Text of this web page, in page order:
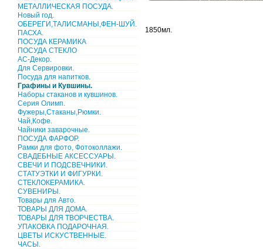
МЕТАЛЛИЧЕСКАЯ ПОСУДА.
Новый год.
ОБЕРЕГИ,ТАЛИСМАНЫ,ФЕН-ШУЙ.
ПАСХА.
ПОСУДА КЕРАМИКА
ПОСУДА СТЕКЛО
АС-Декор.
Для Сервировки.
Посуда для напитков.
Графины и Кувшины.
Наборы стаканов и кувшинов.
Серия Олимп.
Фужеры,Стаканы,Рюмки.
Чай,Кофе.
Чайники заварочные.
ПОСУДА ФАРФОР.
Рамки для фото, Фотоколлажи.
СВАДЕБНЫЕ АКСЕССУАРЫ.
СВЕЧИ И ПОДСВЕЧНИКИ.
СТАТУЭТКИ И ФИГУРКИ.
СТЕКЛОКЕРАМИКА.
СУВЕНИРЫ.
Товары для Авто.
ТОВАРЫ ДЛЯ ДОМА.
ТОВАРЫ ДЛЯ ТВОРЧЕСТВА.
УПАКОВКА ПОДАРОЧНАЯ.
ЦВЕТЫ ИСКУСТВЕННЫЕ.
ЧАСЫ.
1850мл.